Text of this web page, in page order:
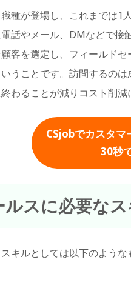
種が登場し、これまでは1
話やメール、DMなどで
客を選定し、フィールド
うことです。訪問するの
わることが減りコスト削減
CSjobでカスタマ
30秒
スに必要な
キルとしては以下のような